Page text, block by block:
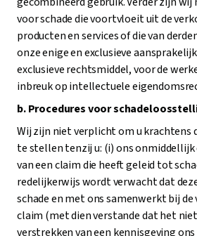
voor schade die voortvloeit uit de
producten en services of die van
onze enige en exclusieve
exclusieve rechtsmiddel, voor de
inbreuk op intellectuele
b. Procedures voor
Wij zijn niet verplicht om u krachtens
te stellen tenzij u: (i) ons
van een claim die heeft geleid tot
redelijkerwijs wordt verwacht dat
schade en met ons samenwerkt bij de
claim (met dien verstande dat het
verstrekken van een kennisgeving